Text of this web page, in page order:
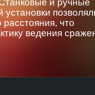
и ручные
установки
что
ведения